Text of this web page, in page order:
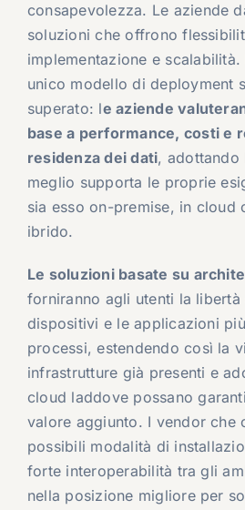
consapevolezza. Le aziende
soluzioni che offrono
implementazione e
unico modello di deployment
superato: le aziende
base a performance, costi e
residenza dei dati, adottando
meglio supporta le proprie
sia esso on-premise, in cloud
ibrido.
Le soluzioni basate su
forniranno agli utenti la libertà
dispositivi e le applicazioni
processi, estendendo così la
infrastrutture già presenti e
cloud laddove possano
valore aggiunto. I vendor che
possibili modalità di
forte interoperabilità tra gli
nella posizione migliore per